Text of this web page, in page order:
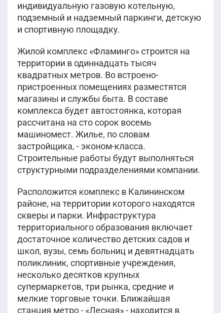
индивидуальную газовую котельную,
подземный и надземный паркинги, детскую
и спортивную площадку.
Жилой комплекс «Фламинго» строится на
территории в одиннадцать тысяч
квадратных метров. Во встроено-
пристроенных помещениях разместятся
магазины и службы быта. В составе
комплекса будет автостоянка, которая
рассчитана на сто сорок восемь
машиномест. Жилье, по словам
застройщика, - эконом-класса.
Строительные работы будут выполняться
структурными подразделениями компании.
Расположится комплекс в Калининском
районе, на территории которого находятся
скверы и парки. Инфраструктура
территориального образования включает
достаточное количество детских садов и
школ, вузы, семь больниц и девятнадцать
поликлиник, спортивные учреждения,
несколько десятков крупных
супермаркетов, три рынка, средние и
мелкие торговые точки. Ближайшая
станция метро - «Лесная» - находится в